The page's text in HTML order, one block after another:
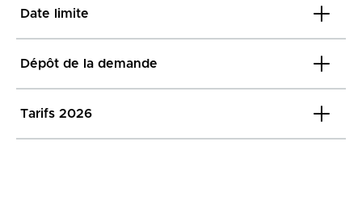
Date limite
Dépôt de la demande
Tarifs 2026